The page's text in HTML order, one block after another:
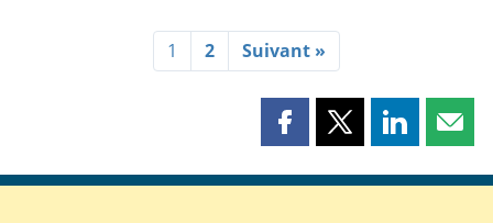
1 2 Suivant »
Partager
page
Partager
page
Partager
page page